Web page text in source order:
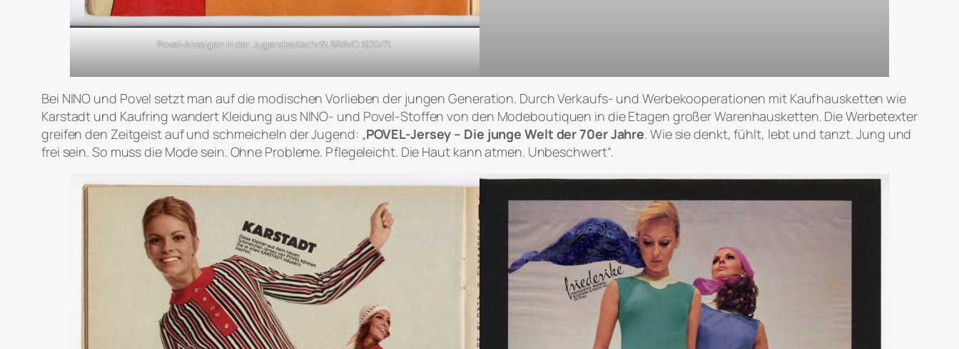
Povel-Anzeigen in der Jugendzeitschrift BRAVO 1970/71.
Bei NINO und Povel setzt man auf die modischen Vorlieben der jungen Generation. Durch Verkaufs- und Werbekooperationen mit Kaufhausketten wie
Karstadt und Kaufring wandert Kleidung aus NINO- und Povel-Stoffen von den Modeboutiquen in die Etagen großer Warenhausketten. Die Werbetexter
greifen den Zeitgeist auf und schmeicheln der Jugend: „POVEL-Jersey – Die junge Welt der 70er Jahre. Wie sie denkt, fühlt, lebt und tanzt. Jung und
frei sein. So muss die Mode sein. Ohne Probleme. Pflegeleicht. Die Haut kann atmen. Unbeschwert“.